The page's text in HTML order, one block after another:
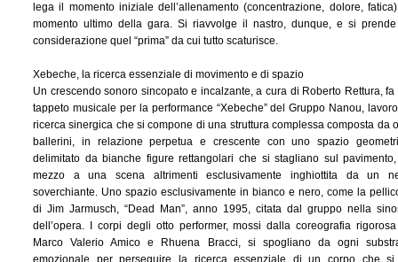
lega il momento iniziale dell’allenamento (concentrazione, dolore,
momento ultimo della gara. Si riavvolge il nastro, dunque, e si
considerazione quel “prima” da cui tutto scaturisce.
Xebeche, la ricerca essenziale di movimento e di spazio
Un crescendo sonoro sincopato e incalzante, a cura di Roberto Rettura, fa
tappeto musicale per la performance “Xebeche” del Gruppo Nanou,
ricerca sinergica che si compone di una struttura complessa composta da
ballerini, in relazione perpetua e crescente con uno spazio
delimitato da bianche figure rettangolari che si stagliano sul
mezzo a una scena altrimenti esclusivamente inghiottita da un
soverchiante. Uno spazio esclusivamente in bianco e nero, come la
di Jim Jarmusch, “Dead Man”, anno 1995, citata dal gruppo nella
dell’opera. I corpi degli otto performer, mossi dalla coreografia
Marco Valerio Amico e Rhuena Bracci, si spogliano da ogni
emozionale per perseguire la ricerca essenziale di un corpo che